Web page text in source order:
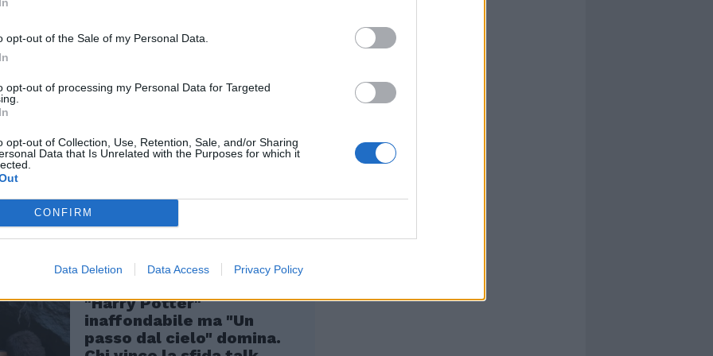
opt-out of the Sale of my Personal Data.
opt-out of processing my Personal Data for Targeted
opt-out of Collection, Use, Retention, Sale, and/or Sharing
Data that Is Unrelated with the Purposes for which it
CONFIRM
Data Deletion Data Access Privacy Policy
da Andrea Zalone ha divertito una media
con il 2.6% di share. In access prime
29.9% con 6.081.000 affezionati, mentre
Striscia la notizia con Roberto Lipari e
12.4% - 2.441.000).
"Harry Potter"
inaffondabile ma "Un
passo dal cielo" domina.